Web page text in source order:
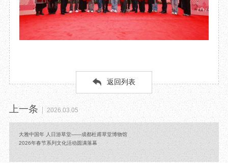
返回列表
上一条 2026.03.05
大雅中国年 人日游草堂——成都杜甫草堂博物馆
2026年春节系列文化活动圆满落幕